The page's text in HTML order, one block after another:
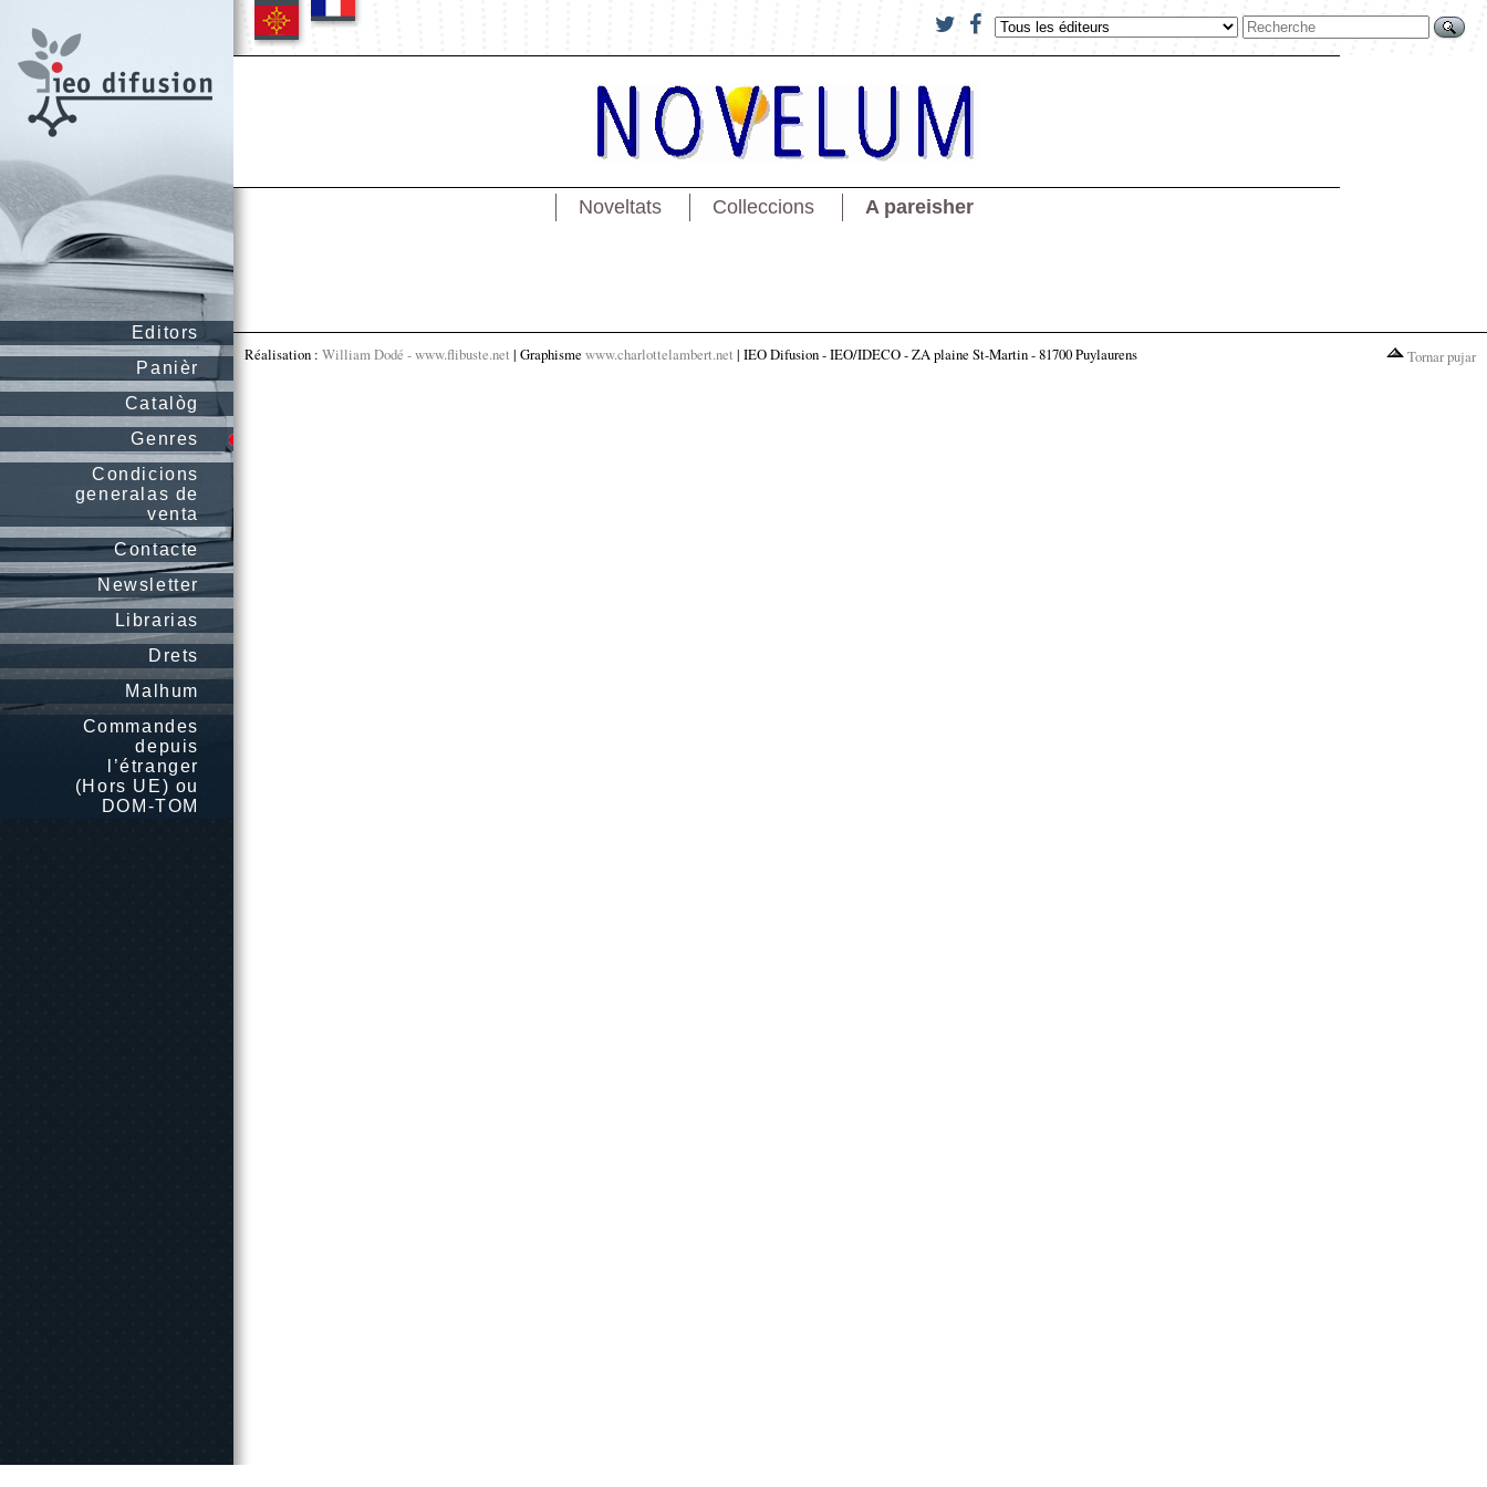
Editors
Panièr
Catalòg
Genres
Condicions
generalas de
venta
Contacte
Newsletter
Librarias
Drets
Malhum
Commandes
depuis
l’étranger
(Hors UE) ou
DOM-TOM
Noveltats Colleccions A pareisher
Réalisation : William Dodé - www.flibuste.net | Graphisme www.charlottelambert.net | IEO Difusion - IEO/IDECO - ZA plaine St-Martin - 81700 Puylaurens Tornar pujar